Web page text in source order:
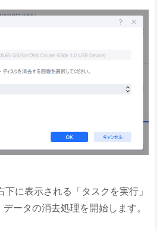
に表示される「タスクを実行」
ータの消去処理を開始します。